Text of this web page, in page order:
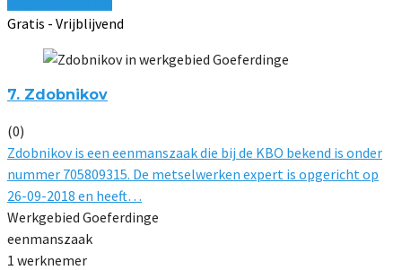
Gratis - Vrijblijvend
7. Zdobnikov
(0)
Zdobnikov is een eenmanszaak die bij de KBO bekend is onder
nummer 705809315. De metselwerken expert is opgericht op
26-09-2018 en heeft…
Werkgebied Goeferdinge
eenmanszaak
1 werknemer